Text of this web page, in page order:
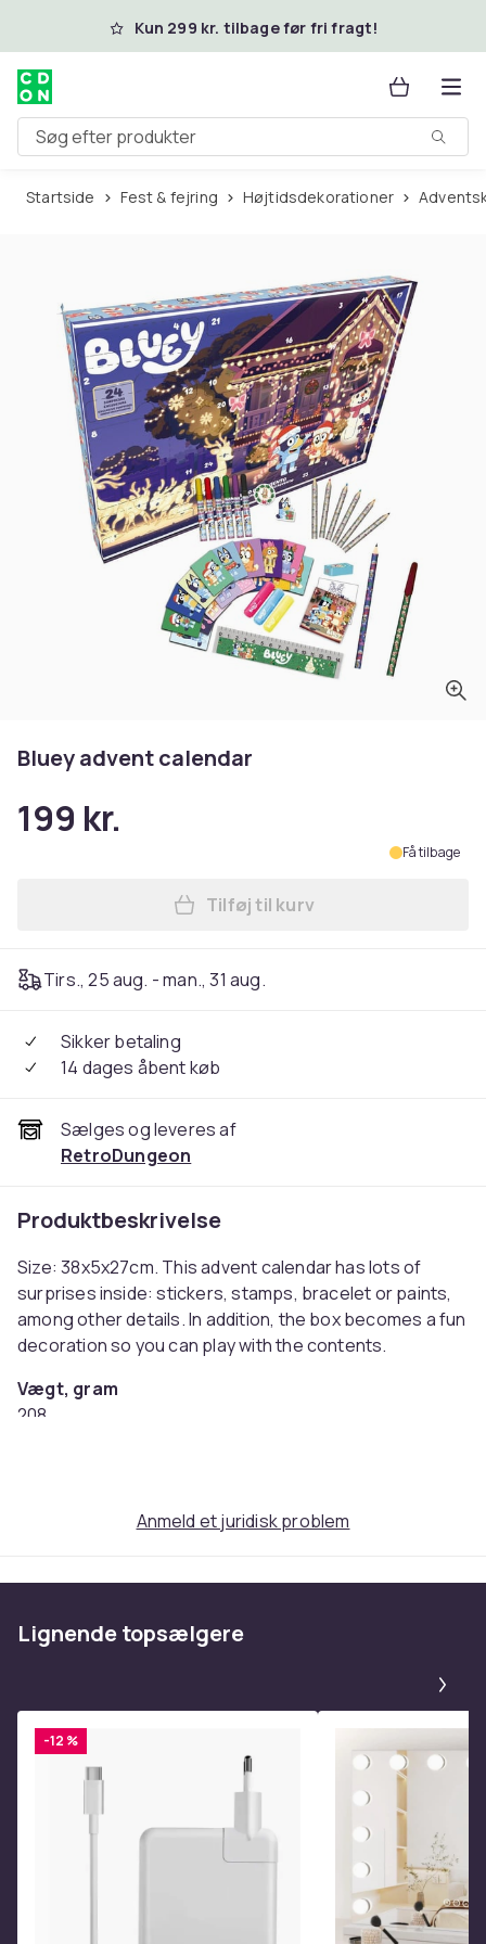
Spring til hovedindhold
Kun 299 kr. tilbage før fri fragt!
Søg efter produkter
Startside Fest & fejring Højtidsdekorationer
Bluey advent calendar
199 kr.
Få tilbage
Læg Bluey advent calendar
Tilføj til kurv
Tirs., 25 aug. - man., 31 aug.
Sikker betaling
14 dages åbent køb
Sælges og leveres af
RetroDungeon
Produktbeskrivelse
Size: 38x5x27cm. This advent calendar has lots of
surprises inside: stickers, stamps, bracelet or paints,
among other details. In addition, the box becomes a fun
decoration so you can play with the contents.
Vægt, gram
208
Produktsikkerhedsinformation
Anmeld et juridisk problem
Lignende topsælgere
-12 %